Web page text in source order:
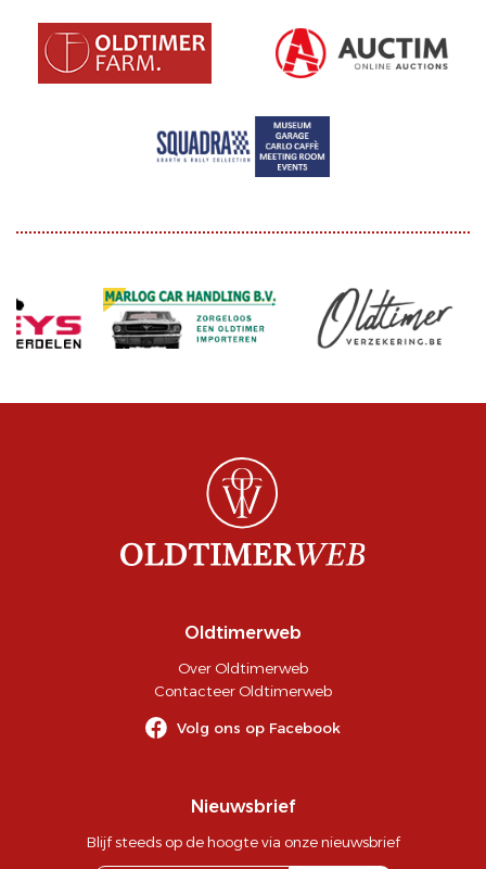
Oldtimerweb
Over Oldtimerweb
Contacteer Oldtimerweb
Volg ons op Facebook
Nieuwsbrief
Blijf steeds op de hoogte via onze nieuwsbrief